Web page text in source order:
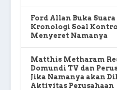
Ford Allan Buka
Kronologi Soal
Menyeret Namanya
Matthis Metharam
Domundi TV dan
Jika Namanya akan
Aktivitas Perusahaan